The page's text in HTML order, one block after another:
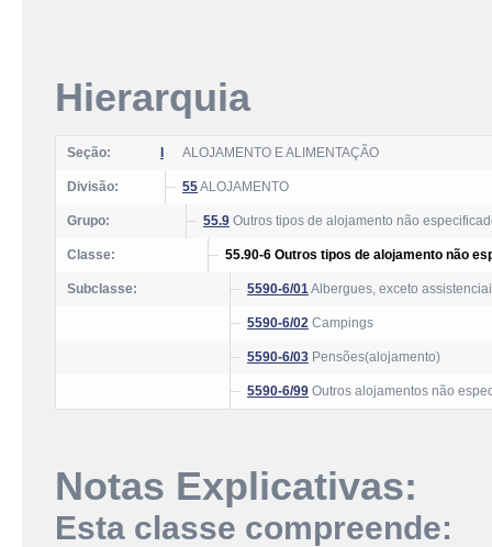
Hierarquia
Seção: ALOJAMENTO E ALIMENTAÇÃO
Divisão: 55ALOJAMENTO
Grupo: 55.9 Outros tipos de alojamento não
Classe: 55.90-6 Outros tipos de alojamento não
Subclasse: 5590-6/01Albergues, exceto
5590-6/02 Campings
5590-6/03 Pensões(alojamento)
5590-6/99 Outros alojamentos não
Notas Explicativas:
Esta classe compreende: